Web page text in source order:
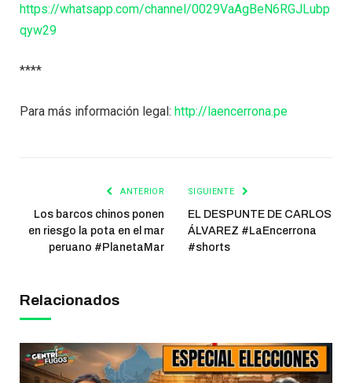
https://whatsapp.com/channel/0029VaAgBeN6RGJLubp
qyw29
****
Para más información legal: http://laencerrona.pe
ANTERIOR
Los barcos chinos ponen
en riesgo la pota en el mar
peruano #PlanetaMar
SIGUIENTE
EL DESPUNTE DE CARLOS
ÁLVAREZ #LaEncerrona
#shorts
Relacionados